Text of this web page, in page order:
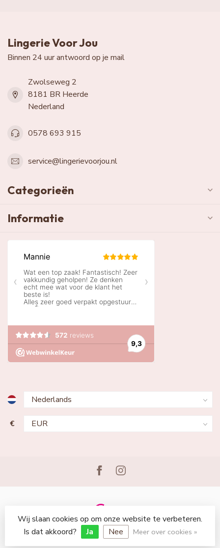
Lingerie Voor Jou
Binnen 24 uur antwoord op je mail
Zwolseweg 2
8181 BR Heerde
Nederland
0578 693 915
service@lingerievoorjou.nl
Categorieën
Informatie
€
© Copyright 2026 Lingerie Voor Jou
Wij slaan cookies op om onze website te verbeteren.
Is dat akkoord?
Ja Nee Meer over cookies »